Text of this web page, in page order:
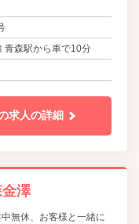
青森駅から車で10分
求人の詳細
澤
無休、お客様と一緒に